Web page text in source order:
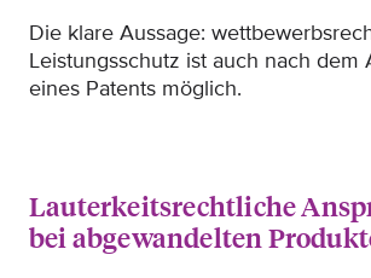
Die klare Aussage:
Leistungsschutz ist auch nach dem
eines Patents möglich.
Lauterkeitsrechtliche
bei abgewandelten